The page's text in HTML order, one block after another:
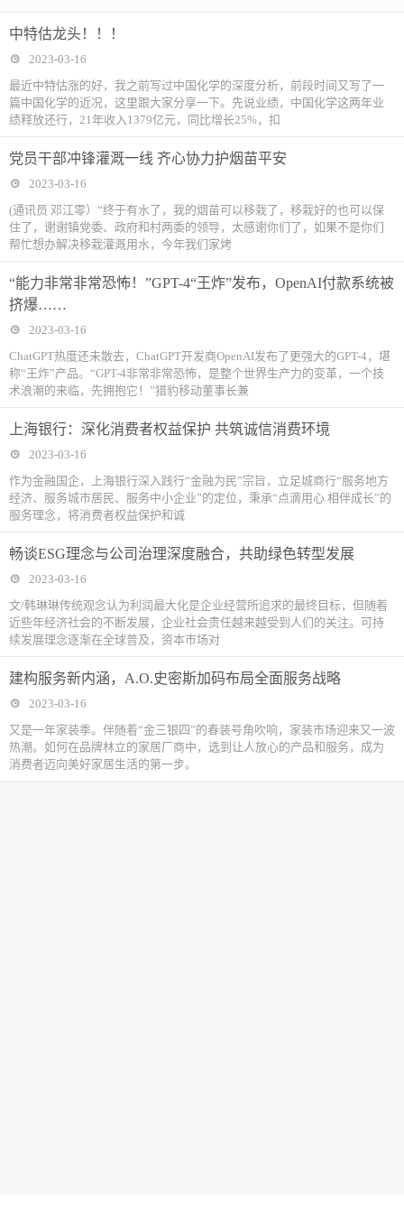
中特估龙头！！！
2023-03-16
最近中特估涨的好，我之前写过中国化学的深度分析，前段时间又写了一
篇中国化学的近况，这里跟大家分享一下。先说业绩，中国化学这两年业
绩释放还行，21年收入1379亿元，同比增长25%，扣
党员干部冲锋灌溉一线 齐心协力护烟苗平安
2023-03-16
(通讯员 邓江零）“终于有水了，我的烟苗可以移栽了，移栽好的也可以保
住了，谢谢镇党委、政府和村两委的领导，太感谢你们了，如果不是你们
帮忙想办解决移栽灌溉用水，今年我们家烤
“能力非常非常恐怖！”GPT-4“王炸”发布，OpenAI付款系统被
挤爆……
2023-03-16
ChatGPT热度还未散去，ChatGPT开发商OpenAI发布了更强大的GPT-4，堪
称“王炸”产品。“GPT-4非常非常恐怖，是整个世界生产力的变革，一个技
术浪潮的来临，先拥抱它！”猎豹移动董事长兼
上海银行：深化消费者权益保护 共筑诚信消费环境
2023-03-16
作为金融国企，上海银行深入践行“金融为民”宗旨，立足城商行“服务地方
经济、服务城市居民、服务中小企业”的定位，秉承“点滴用心 相伴成长”的
服务理念，将消费者权益保护和诚
畅谈ESG理念与公司治理深度融合，共助绿色转型发展
2023-03-16
文/韩琳琳传统观念认为利润最大化是企业经营所追求的最终目标，但随着
近些年经济社会的不断发展，企业社会责任越来越受到人们的关注。可持
续发展理念逐渐在全球普及，资本市场对
建构服务新内涵，A.O.史密斯加码布局全面服务战略
2023-03-16
又是一年家装季。伴随着“金三银四”的春装号角吹响，家装市场迎来又一波
热潮。如何在品牌林立的家居厂商中，选到让人放心的产品和服务，成为
消费者迈向美好家居生活的第一步。